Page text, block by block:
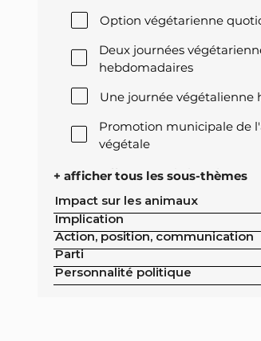
Option végétarienne
Deux journées
hebdomadaires
Une journée végétalienne
Promotion municipale de
végétale
Offre végétale lors des
Exclusion de l'élevage
publics de la ville
Exclusion de la
publics de la ville
+ afficher tous les sous-thèmes
Impact sur les animaux
Implication
Action, position, communication
Parti
Personnalité politique